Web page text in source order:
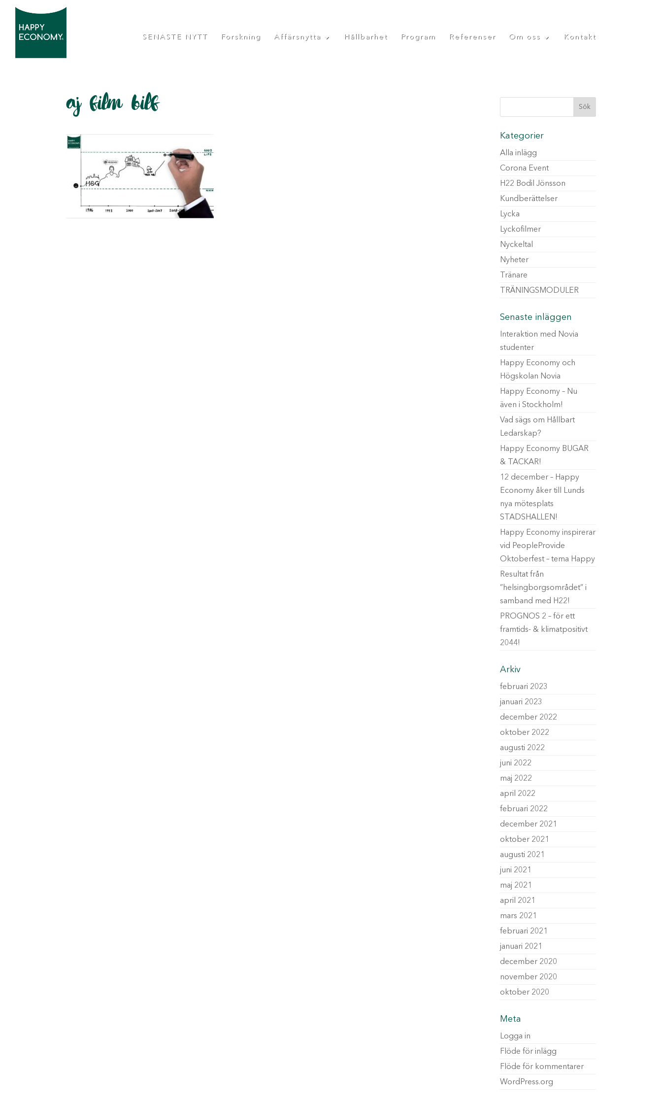
SENASTE NYTT Forskning Affärsnytta Hållbarhet Program Referenser Om oss Kontakt
aj film bilf
Kategorier
Alla inlägg
Corona Event
H22 Bodil Jönsson
Kundberättelser
Lycka
Lyckofilmer
Nyckeltal
Nyheter
Tränare
TRÄNINGSMODULER
Senaste inläggen
Interaktion med Novia
studenter
Happy Economy och
Högskolan Novia
Happy Economy – Nu
även i Stockholm!
Vad sägs om Hållbart
Ledarskap?
Happy Economy BUGAR
& TACKAR!
12 december – Happy
Economy åker till Lunds
nya mötesplats
STADSHALLEN!
Happy Economy inspirerar
vid PeopleProvide
Oktoberfest – tema Happy
Resultat från
”helsingborgsområdet” i
samband med H22!
PROGNOS 2 – för ett
framtids- & klimatpositivt
2044!
Arkiv
februari 2023
januari 2023
december 2022
oktober 2022
augusti 2022
juni 2022
maj 2022
april 2022
februari 2022
december 2021
oktober 2021
augusti 2021
juni 2021
maj 2021
april 2021
mars 2021
februari 2021
januari 2021
december 2020
november 2020
oktober 2020
Meta
Logga in
Flöde för inlägg
Flöde för kommentarer
WordPress.org